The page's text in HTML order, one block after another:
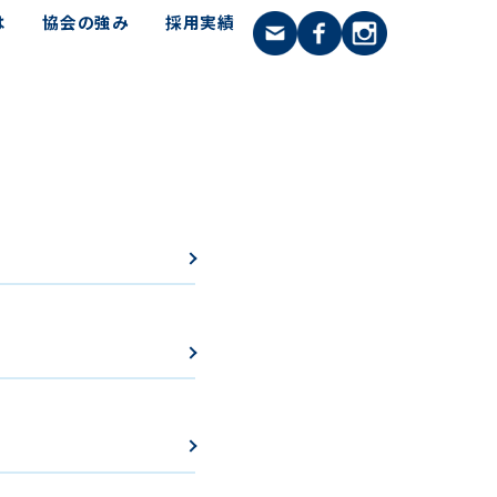
協会の強み 採用実績